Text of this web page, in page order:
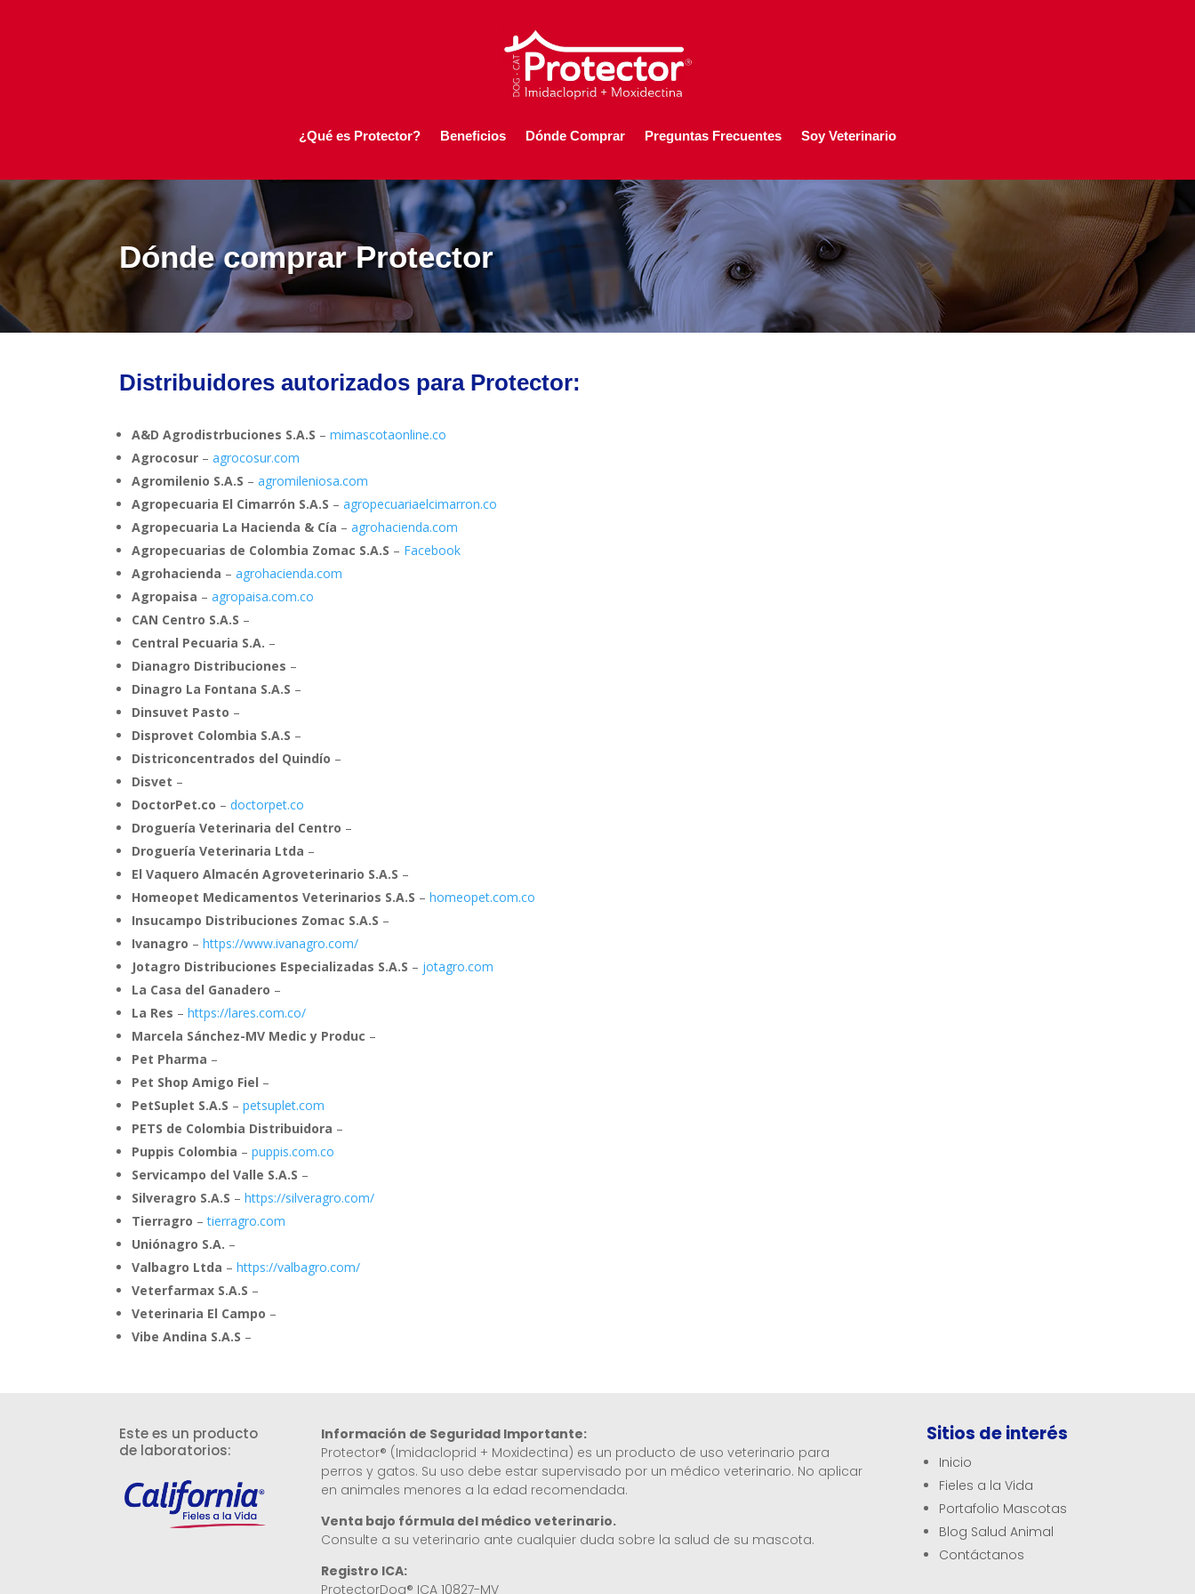
¿Qué es Protector? Beneficios Dónde Comprar Preguntas Frecuentes Soy Veterinario
Dónde comprar Protector
Distribuidores autorizados para Protector:
A&D Agrodistrbuciones S.A.S –mimascotaonline.co
Agrocosur –agrocosur.com
Agromilenio S.A.S –agromileniosa.com
Agropecuaria El Cimarrón S.A.S –agropecuariaelcimarron.co
Agropecuaria La Hacienda & Cía –agrohacienda.com
Agropecuarias de Colombia Zomac S.A.S – Facebook
Agrohacienda –agrohacienda.com
Agropaisa –agropaisa.com.co
CAN Centro S.A.S –
Central Pecuaria S.A. –
Dianagro Distribuciones –
Dinagro La Fontana S.A.S –
Dinsuvet Pasto –
Disprovet Colombia S.A.S –
Districoncentrados del Quindío –
Disvet –
DoctorPet.co –doctorpet.co
Droguería Veterinaria del Centro –
Droguería Veterinaria Ltda –
El Vaquero Almacén Agroveterinario S.A.S –
Homeopet Medicamentos Veterinarios S.A.S –homeopet.com.co
Insucampo Distribuciones Zomac S.A.S –
Ivanagro –https://www.ivanagro.com/
Jotagro Distribuciones Especializadas S.A.S – jotagro.com
La Casa del Ganadero –
La Res –https://lares.com.co/
Marcela Sánchez-MV Medic y Produc –
Pet Pharma –
Pet Shop Amigo Fiel –
PetSuplet S.A.S –petsuplet.com
PETS de Colombia Distribuidora –
Puppis Colombia –puppis.com.co
Servicampo del Valle S.A.S –
Silveragro S.A.S –https://silveragro.com/
Tierragro –tierragro.com
Uniónagro S.A. –
Valbagro Ltda –https://valbagro.com/
Veterfarmax S.A.S –
Veterinaria El Campo –
Vibe Andina S.A.S –
Este es un producto
de laboratorios:
Información de Seguridad Importante:
Protector® (Imidacloprid + Moxidectina) es un producto de uso veterinario para
perros y gatos. Su uso debe estar supervisado por un médico veterinario. No aplicar
en animales menores a la edad recomendada.
Venta bajo fórmula del médico veterinario.
Consulte a su veterinario ante cualquier duda sobre la salud de su mascota.
Registro ICA:
ProtectorDog® ICA 10827-MV
Sitios de interés
Inicio
Fieles a la Vida
Portafolio Mascotas
Blog Salud Animal
Contáctanos